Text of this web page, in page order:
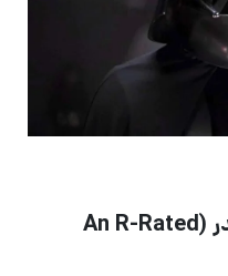
۱. فیلم بزرگسالانه دارث ویدر (An R-Rated